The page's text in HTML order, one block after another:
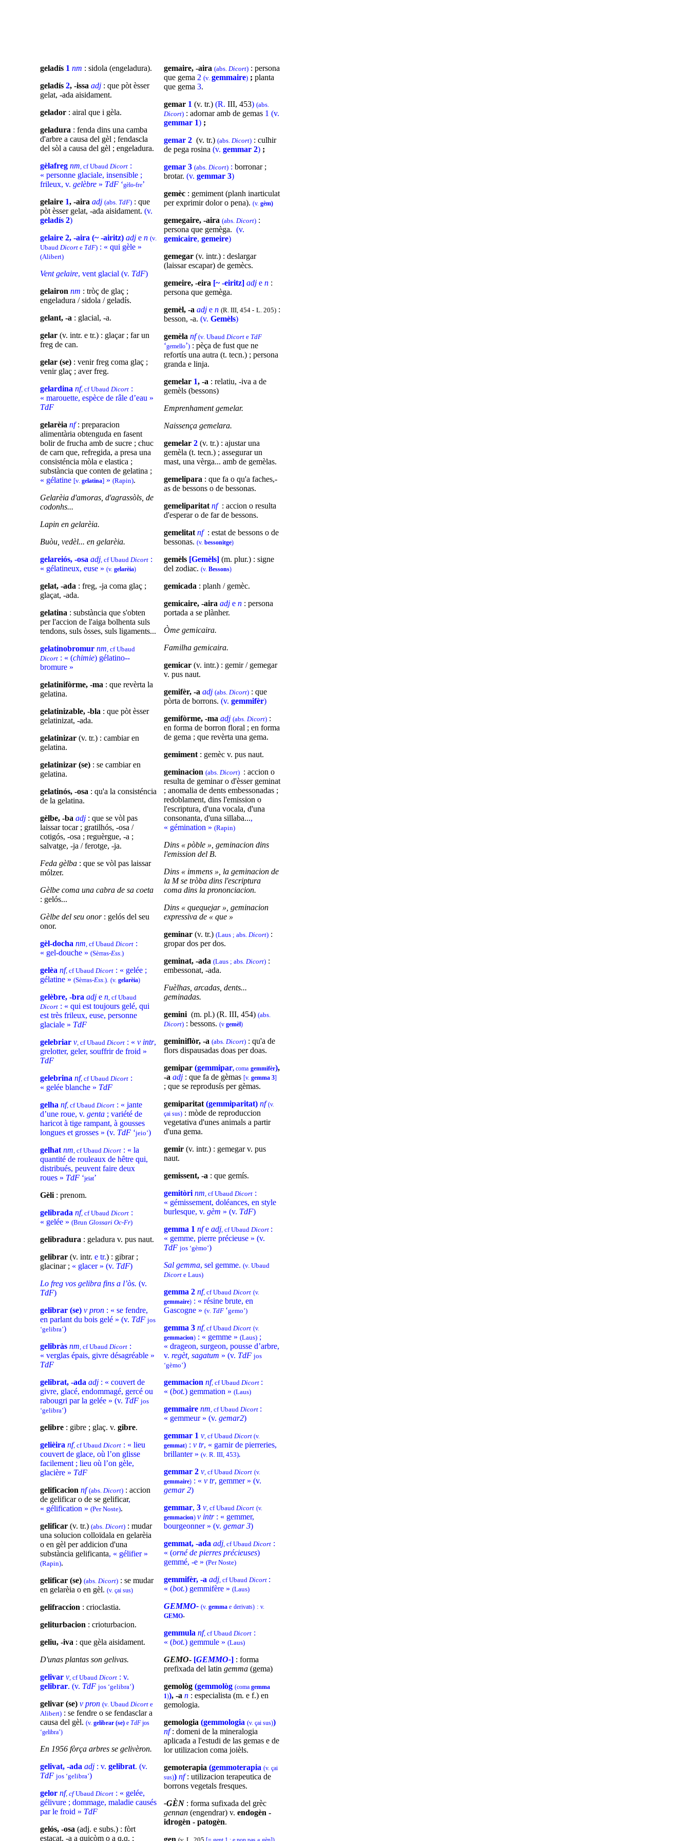
geladís 1 nm : sidola (engeladura).
geladís 2, -issa adj : que pòt èsser
gelat, -ada aisidament.
gelador : airal que i gèla.
geladura : fenda dins una camba
d'arbre a causa del gèl ; fendascla
del sòl a causa del gèl ; engeladura.
gèlafreg nm, cf Ubaud Dicort :
« personne glaciale, insensible ;
frileux, v. gelèbre » TdF ‘gèlo-fre’
gelaire 1, -aira adj (abs. TdF) : que
pòt èsser gelat, -ada aisidament. (v.
geladís 2)
gelaire 2, -aira (~ -airitz) adj e n (v.
Ubaud Dicort e TdF) : « qui gèle »
(Alibert)
Vent gelaire, vent glacial (v. TdF)
gelairon nm : tròç de glaç ;
engeladura / sidola / geladís.
gelant, -a : glacial, -a.
gelar (v. intr. e tr.) : glaçar ; far un
freg de can.
gelar (se) : venir freg coma glaç ;
venir glaç ; aver freg.
gelardina nf, cf Ubaud Dicort :
« marouette, espèce de râle d’eau »
TdF
gelarèia nf: preparacion
alimentària obtenguda en fasent
bolir de frucha amb de sucre ; chuc
de carn que, refregida, a presa una
consisténcia mòla e elastica ;
substància que conten de gelatina ;
« gélatine [v. gelatina] » (Rapin).
Gelarèia d'amoras, d'agrassòls, de
codonhs...
Lapin en gelarèia.
Buòu, vedèl... en gelarèia.
gelareiós, -osa adj, cf Ubaud Dicort :
« gélatineux, euse » (v. gelarèia)
gelat, -ada : freg, -ja coma glaç ;
glaçat, -ada.
gelatina : substància que s'obten
per l'accion de l'aiga bolhenta suls
tendons, suls òsses, suls ligaments...
gelatinobromur nm, cf Ubaud
Dicort : « (chimie) gélatino--
bromure »
gelatinifòrme, -ma : que revèrta la
gelatina.
gelatinizable, -bla : que pòt èsser
gelatinizat, -ada.
gelatinizar (v. tr.) : cambiar en
gelatina.
gelatinizar (se) : se cambiar en
gelatina.
gelatinós, -osa : qu'a la consisténcia
de la gelatina.
gèlbe, -ba adj : que se vòl pas
laissar tocar ; gratilhós, -osa /
cotigós, -osa ; reguèrgue, -a ;
salvatge, -ja / ferotge, -ja.
Feda gèlba : que se vòl pas laissar
mólzer.
Gèlbe coma una cabra de sa coeta
: gelós...
Gèlbe del seu onor : gelós del seu
onor.
gèl-docha nm, cf Ubaud Dicort :
« gel-douche » (Sèrras-Ess.)
gelèa nf, cf Ubaud Dicort : « gelée ;
gélatine » (Sèrras-Ess.). (v. gelarèia)
gelèbre, -bra adj e n, cf Ubaud
Dicort : « qui est toujours gelé, qui
est très frileux, euse, personne
glaciale » TdF
gelebriar v, cf Ubaud Dicort : « v intr,
grelotter, geler, souffrir de froid »
TdF
gelebrina nf, cf Ubaud Dicort :
« gelée blanche » TdF
gelha nf, cf Ubaud Dicort : « jante
d’une roue, v. genta ; variété de
haricot à tige rampant, à gousses
longues et grosses » (v. TdF ‘jeio’)
gelhat nm, cf Ubaud Dicort : « la
quantité de rouleaux de hêtre qui,
distribués, peuvent faire deux
roues » TdF ‘jeiat’
Gèli : prenom.
gelibrada nf, cf Ubaud Dicort :
« gelée » (Brun Glossari Oc-Fr)
gelibradura : geladura v. pus naut.
gelibrar (v. intr. e tr.) : gibrar ;
glacinar ; « glacer » (v. TdF)
Lo freg vos gelibra fins a l’òs. (v.
TdF)
gelibrar (se) v pron : « se fendre,
en parlant du bois gelé » (v. TdF jos
‘gelibra’)
gelibràs nm, cf Ubaud Dicort :
« verglas épais, givre désagréable »
TdF
gelibrat, -ada adj : « couvert de
givre, glacé, endommagé, gercé ou
rabougri par la gelée » (v. TdF jos
‘gelibra’)
gelibre : gibre ; glaç. v. gibre.
gelièira nf, cf Ubaud Dicort : « lieu
couvert de glace, où l’on glisse
facilement ; lieu où l’on gèle,
glacière » TdF
gelificacion nf (abs. Dicort) : accion
de gelificar o de se gelificar,
« gélification » (Per Noste).
gelificar (v. tr.) (abs. Dicort) : mudar
una solucion colloïdala en gelarèia
o en gèl per addicion d'una
substància gelificanta, « gélifier »
(Rapin).
gelificar (se) (abs. Dicort) : se mudar
en gelarèia o en gèl. (v. çai sus)
gelifraccion : crioclastia.
geliturbacion : crioturbacion.
geliu, -iva : que gèla aisidament.
D'unas plantas son gelivas.
gelivar v, cf Ubaud Dicort : v.
gelibrar. (v. TdF jos ‘gelibra’)
gelivar (se) v pron (v. Ubaud Dicort e
Alibert) : se fendre o se fendasclar a
causa del gèl. (v. gelibrar (se) e TdFjos
‘gelibra’)
En 1956 fòrça arbres se gelivèron.
gelivat, -ada adj : v. gelibrat. (v.
TdF jos ‘gelibra’)
gelor nf, cfUbaud Dicort : « gelée,
gélivure ; dommage, maladie causés
par le froid » TdF
gelós, -osa (adj. e subs.) : fòrt
estacat, -a a quicòm o a q.q. ;
gemaire, -aira (abs. Dicort) : persona
que gema 2 (v. gemmaire) ; planta
que gema 3.
gemar 1 (v. tr.) (R. III, 453) (abs.
Dicort) : adornar amb de gemas 1 (v.
gemmar 1) ;
gemar 2 (v. tr.) (abs. Dicort) : culhir
de pega rosina (v. gemmar 2) ;
gemar 3 (abs. Dicort) : borronar ;
brotar. (v. gemmar 3)
gemèc : gemiment (planh inarticulat
per exprimir dolor o pena). (v. gèm)
gemegaire, -aira (abs. Dicort) :
persona que gemèga. (v.
gemicaire, gemeire)
gemegar (v. intr.) : deslargar
(laissar escapar) de gemècs.
gemeire, -eira [~ -eiritz] adj e n :
persona que gemèga.
gemèl, -a adj e n (R. III, 454 - L. 205) :
besson, -a. (v. Gemèls)
gemèla nf (v. Ubaud Dicort e TdF
‘gemello’) : pèça de fust que ne
refortís una autra (t. tecn.) ; persona
granda e linja.
gemelar 1, -a : relatiu, -iva a de
gemèls (bessons)
Emprenhament gemelar.
Naissença gemelara.
gemelar 2 (v. tr.) : ajustar una
gemèla (t. tecn.) ; assegurar un
mast, una vèrga... amb de gemèlas.
gemelipara : que fa o qu'a faches,-
as de bessons o de bessonas.
gemeliparitat nf : accion o resulta
d'esperar o de far de bessons.
gemelitat nf : estat de bessons o de
bessonas. (v. bessonitge)
gemèls [Gemèls] (m. plur.) : signe
del zodiac. (v. Bessons)
gemicada : planh / gemèc.
gemicaire, -aira adj e n : persona
portada a se plànher.
Òme gemicaira.
Familha gemicaira.
gemicar (v. intr.) : gemir / gemegar
v. pus naut.
gemifèr, -a adj (abs. Dicort) : que
pòrta de borrons. (v. gemmifèr)
gemifòrme, -ma adj (abs. Dicort) :
en forma de borron floral ; en forma
de gema ; que revèrta una gema.
gemiment : gemèc v. pus naut.
geminacion (abs. Dicort) : accion o
resulta de geminar o d'èsser geminat
; anomalia de dents embessonadas ;
redoblament, dins l'emission o
l'escriptura, d'una vocala, d'una
consonanta, d'una sillaba...,
« gémination » (Rapin)
Dins « pòble », geminacion dins
l'emission del B.
Dins « immens », la geminacion de
la M se tròba dins l'escriptura
coma dins la prononciacion.
Dins « quequejar », geminacion
expressiva de « que »
geminar (v. tr.) (Laus ; abs. Dicort) :
gropar dos per dos.
geminat, -ada (Laus ; abs. Dicort) :
embessonat, -ada.
Fuèlhas, arcadas, dents...
geminadas.
gemini (m. pl.) (R. III, 454) (abs.
Dicort) : bessons. (v gemèl)
geminiflòr, -a (abs. Dicort) : qu'a de
flors dispausadas doas per doas.
gemipar (gemmipar, coma gemmifèr),
-a adj : que fa de gèmas [v. gemma 3]
; que se reprodusís per gèmas.
gemiparitat (gemmiparitat) nf (v.
çai sus) : mòde de reproduccion
vegetativa d'unes animals a partir
d'una gema.
gemir (v. intr.) : gemegar v. pus
naut.
gemissent, -a : que gemís.
gemitòri nm, cf Ubaud Dicort :
« gémissement, doléances, en style
burlesque, v. gèm » (v. TdF)
gemma 1 nfe adj, cf Ubaud Dicort :
« gemme, pierre précieuse » (v.
TdF jos ‘gèmo’)
Sal gemma, sel gemme. (v. Ubaud
Dicort e Laus)
gemma 2 nf, cf Ubaud Dicort (v.
gemmaire) : « résine brute, en
Gascogne » (v. TdF ‘gemo’)
gemma 3 nf, cf Ubaud Dicort (v.
gemmacion) : « gemme » (Laus) ;
« drageon, surgeon, pousse d’arbre,
v. regèt, sagatum » (v. TdF jos
‘gèmo’)
gemmacion nf, cf Ubaud Dicort :
« (bot.) gemmation » (Laus)
gemmaire nm, cf Ubaud Dicort :
« gemmeur » (v. gemar2)
gemmar 1 v, cf Ubaud Dicort (v.
gemmat) : v tr, « garnir de pierreries,
brillanter » (v. R. III, 453).
gemmar 2 v, cf Ubaud Dicort (v.
gemmaire) : « v tr, gemmer » (v.
gemar 2)
gemmar, 3 v, cf Ubaud Dicort (v.
gemmacion) v intr: « gemmer,
bourgeonner » (v. gemar 3)
gemmat, -ada adj, cf Ubaud Dicort :
« (orné de pierres précieuses)
gemmé, -e » (Per Noste)
gemmifèr, -a adj, cf Ubaud Dicort :
« (bot.) gemmifère » (Laus)
GEMMO- (v. gemma e derivats) : v.
GEMO-
gemmula nf, cf Ubaud Dicort :
« (bot.) gemmule » (Laus)
GEMO- [GEMMO-] : forma
prefixada del latin gemma (gema)
gemològ (gemmològ (coma gemma
1)), -a n : especialista (m. e f.) en
gemologia.
gemologia (gemmologia (v. çai sus))
nf: domeni de la mineralogia
aplicada a l'estudi de las gemas e de
lor utilizacion coma joièls.
gemoterapia (gemmoterapia (v. çai
sus)) nf: utilizacion terapeutica de
borrons vegetals fresques.
-GÈN : forma sufixada del grèc
gennan (engendrar) v. endogèn -
idrogèn - patogèn.
gen